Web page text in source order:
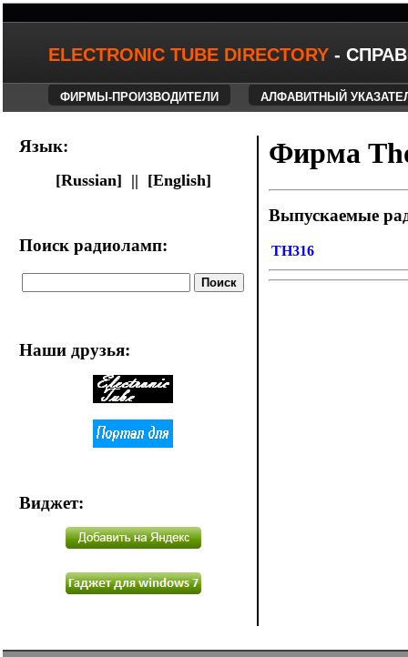
ELECTRONIC TUBE DIRECTORY -
ФИРМЫ-ПРОИЗВОДИТЕЛИ АЛФАВИТНЫЙ
Язык:
[Russian] || [English]
Поиск радиоламп:
Наши друзья:
Виджет:
Фирма
Выпускаемые
TH316